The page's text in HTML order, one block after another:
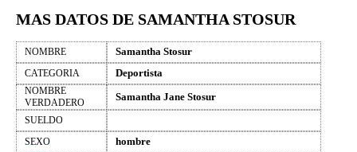
MAS DATOS DE SAMANTHA STOSUR
NOMBRE Samantha Stosur
CATEGORIA Deportista
NOMBRE
VERDADERO
Samantha Jane Stosur
SUELDO
SEXO
hombre